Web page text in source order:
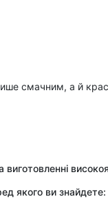
смачним, а й
виготовленні
якого ви знайдете: